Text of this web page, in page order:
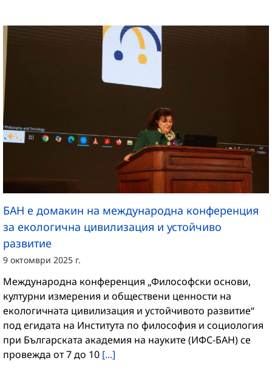
БАН е домакин на международна конференция
за екологична цивилизация и устойчиво
развитие
9 октомври 2025 г.
Международна конференция „Философски основи,
културни измерения и обществени ценности на
екологичната цивилизация и устойчивото развитие“
под егидата на Института по философия и социология
при Българската академия на науките (ИФС-БАН) се
провежда от 7 до 10 [...]